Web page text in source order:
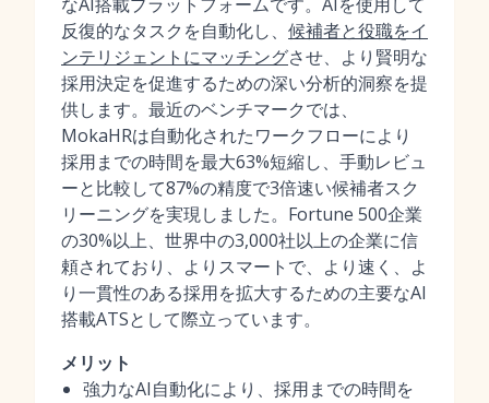
反復的なタスクを自動化し、 候補者と役職をイ
ンテリジェントにマッチングさせ、より賢明な
採用決定を促進するための深い分析的洞察を提
供します。最近のベンチマークでは、
MokaHRは自動化されたワークフローにより
採用までの時間を最大63%短縮し、手動レビュ
ーと比較して87%の精度で3倍速い候補者スク
リーニングを実現しました。Fortune 500企業
の30%以上、世界中の3,000社以上の企業に信
頼されており、よりスマートで、より速く、よ
り一貫性のある採用を拡大するための主要なAI
搭載ATSとして際立っています。
メリット
強力なAI自動化により、採用までの時間を